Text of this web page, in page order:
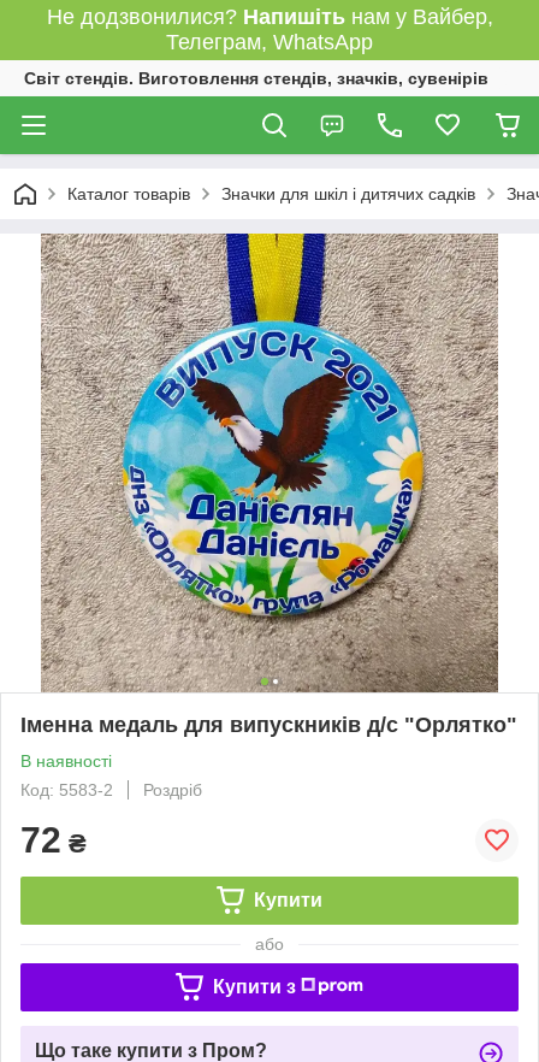
Не додзвонилися? Напишітьнам у Вайбер,
Телеграм, WhatsApp
Світ стендів. Виготовлення стендів, значків, сувенірів
Каталог товарів Значки для шкіл і дитячих садків
Іменна медаль для випускників д/с "Орлятко"
В наявності
Код: 5583-2
Роздріб
72 ₴
Купити
або
Купити з
Що таке купити з Пром?